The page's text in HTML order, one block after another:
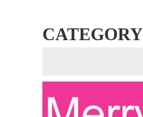
CATEGORY